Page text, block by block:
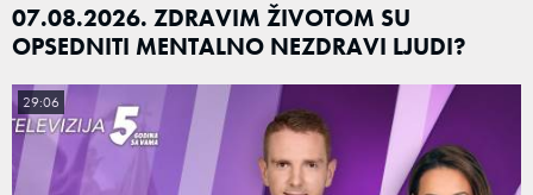
07.08.2026. ZDRAVIM ŽIVOTOM SU
OPSEDNITI MENTALNO NEZDRAVI LJUDI?
29:06